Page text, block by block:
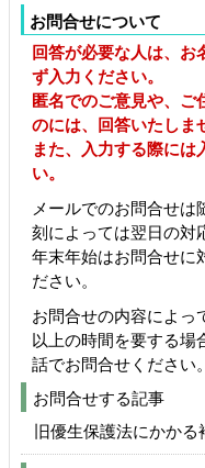
お問合せについて
回答が必要な人は、お
ず入力ください。
匿名でのご意見や、ご
のには、回答いたしま
また、入力する際には
い。
メールでのお問合せ
刻によっては翌日の対
年末年始はお問合せに
ださい。
お問合せの内容によっ
以上の時間を要する場
話でお問合せください。
お問合せする記事
旧優生保護法にかか